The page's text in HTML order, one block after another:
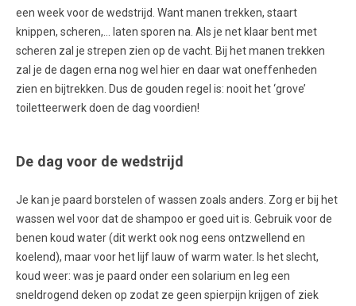
een week voor de wedstrijd. Want manen trekken, staart
knippen, scheren,… laten sporen na. Als je net klaar bent met
scheren zal je strepen zien op de vacht. Bij het manen trekken
zal je de dagen erna nog wel hier en daar wat oneffenheden
zien en bijtrekken. Dus de gouden regel is: nooit het ‘grove’
toiletteerwerk doen de dag voordien!
De dag voor de wedstrijd
Je kan je paard borstelen of wassen zoals anders. Zorg er bij het
wassen wel voor dat de shampoo er goed uit is. Gebruik voor de
benen koud water (dit werkt ook nog eens ontzwellend en
koelend), maar voor het lijf lauw of warm water. Is het slecht,
koud weer: was je paard onder een solarium en leg een
sneldrogend deken op zodat ze geen spierpijn krijgen of ziek